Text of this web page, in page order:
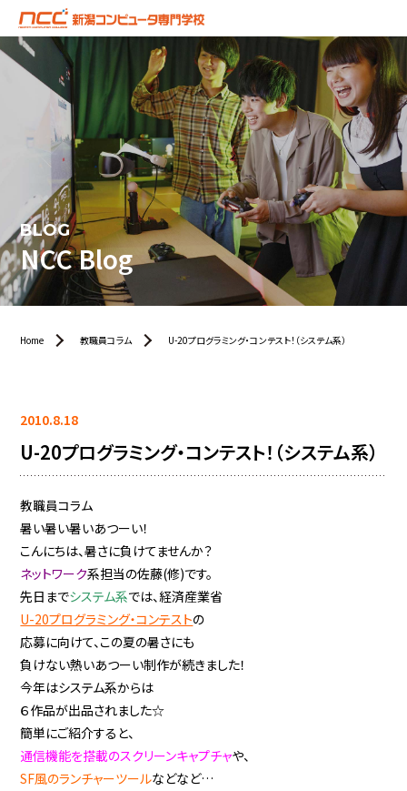
BLOG
NCC Blog
Home 教職員コラム U-20プログラミング・コンテスト！（システム系）
2010.8.18
U-20プログラミング・コンテスト！（システム系）
教職員コラム
暑い暑い暑いあつーい！
こんにちは、暑さに負けてませんか？
ネットワーク系担当の佐藤(修)です。
先日までシステム系では、経済産業省
U-20プログラミング・コンテストの
応募に向けて、この夏の暑さにも
負けない熱いあつーい制作が続きました！
今年はシステム系からは
６作品が出品されました☆
簡単にご紹介すると、
通信機能を搭載のスクリーンキャプチャや、
SF風のランチャーツールなどなど…